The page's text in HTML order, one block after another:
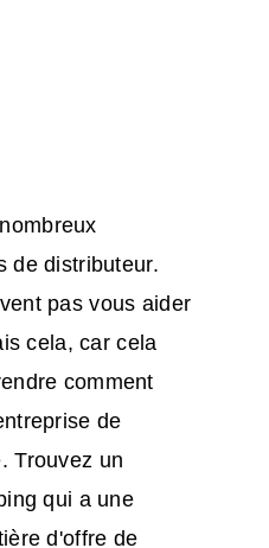
de distributeur.
pas vous aider
cela, car cela
comment
de
Trouvez un
qui a une
d'offre de